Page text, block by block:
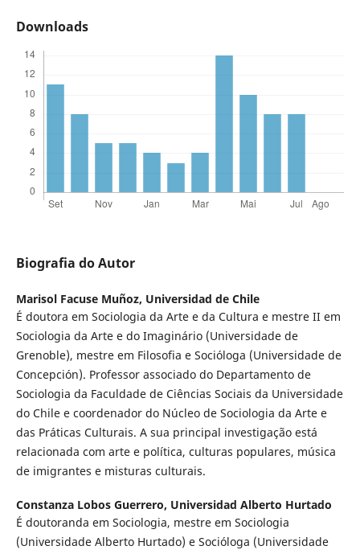
Downloads
Biografia do Autor
Marisol Facuse Muñoz, Universidad de Chile
É doutora em Sociologia da Arte e da Cultura e mestre II em
Sociologia da Arte e do Imaginário (Universidade de
Grenoble), mestre em Filosofia e Socióloga (Universidade de
Concepción). Professor associado do Departamento de
Sociologia da Faculdade de Ciências Sociais da Universidade
do Chile e coordenador do Núcleo de Sociologia da Arte e
das Práticas Culturais. A sua principal investigação está
relacionada com arte e política, culturas populares, música
de imigrantes e misturas culturais.
Constanza Lobos Guerrero, Universidad Alberto Hurtado
É doutoranda em Sociologia, mestre em Sociologia
(Universidade Alberto Hurtado) e Socióloga (Universidade